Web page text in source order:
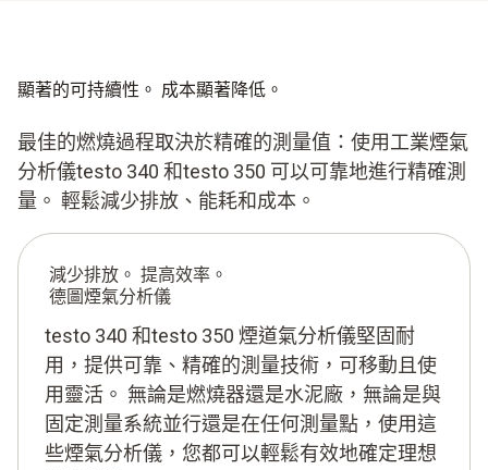
顯著的可持續性。 成本顯著降低。
最佳的燃燒過程取決於精確的測量值：使用工業煙氣
分析儀testo 340 和testo 350 可以可靠地進行精確測
量。 輕鬆減少排放、能耗和成本。
減少排放。 提高效率。
德圖煙氣分析儀
testo 340 和testo 350 煙道氣分析儀堅固耐
用，提供可靠、精確的測量技術，可移動且使
用靈活。 無論是燃燒器還是水泥廠，無論是與
固定測量系統並行還是在任何測量點，使用這
些煙氣分析儀，您都可以輕鬆有效地確定理想